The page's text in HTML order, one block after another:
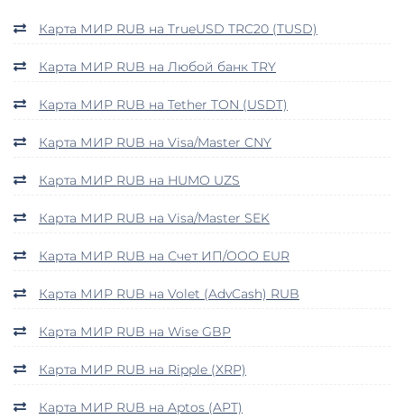
Карта МИР RUB на TrueUSD TRC20 (TUSD)
Карта МИР RUB на Любой банк TRY
Карта МИР RUB на Tether TON (USDT)
Карта МИР RUB на Visa/Master CNY
Карта МИР RUB на HUMO UZS
Карта МИР RUB на Visa/Master SEK
Карта МИР RUB на Счет ИП/ООО EUR
Карта МИР RUB на Volet (AdvCash) RUB
Карта МИР RUB на Wise GBP
Карта МИР RUB на Ripple (XRP)
Карта МИР RUB на Aptos (APT)